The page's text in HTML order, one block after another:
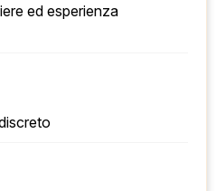
ed esperienza